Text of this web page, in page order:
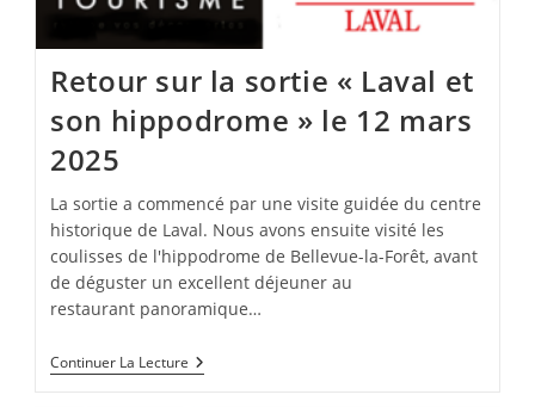
Retour sur la sortie « Laval et
son hippodrome » le 12 mars
2025
La sortie a commencé par une visite guidée du centre
historique de Laval. Nous avons ensuite visité les
coulisses de l'hippodrome de Bellevue-la-Forêt, avant
de déguster un excellent déjeuner au
restaurant panoramique…
Continuer La Lecture Retour
Sur